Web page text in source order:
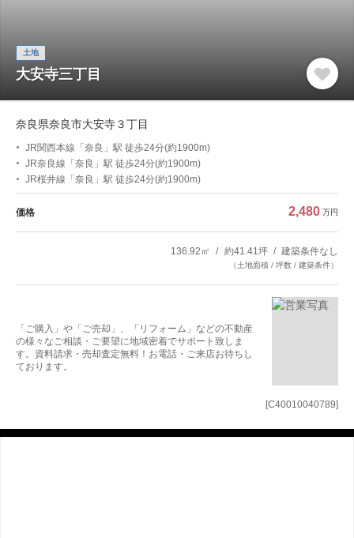
[C40010040789]
土地
大安寺三丁目
奈良県奈良市大安寺３丁目
JR関西本線「奈良」駅 徒歩24分(約1900m)
JR奈良線「奈良」駅 徒歩24分(約1900m)
JR桜井線「奈良」駅 徒歩24分(約1900m)
価格 2,480 万円
136.92㎡ 約41.41坪 建築条件なし
（土地面積 / 坪数 / 建築条件）
「ご購入」や「ご売却」、「リフォーム」などの不動産
の様々なご相談・ご要望に地域密着でサポート致しま
す。資料請求・売却査定無料！お電話・ご来店お待ちし
ております。